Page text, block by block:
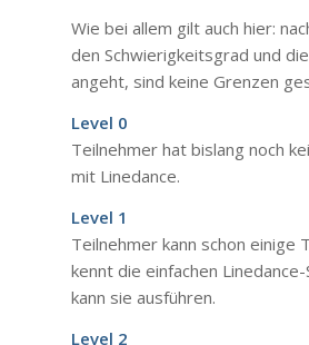
Wie bei allem gilt auch hier:
den Schwierigkeitsgrad und
angeht, sind keine Grenzen
Level 0
Teilnehmer hat bislang noch
mit Linedance.
Level 1
Teilnehmer kann schon einige
kennt die einfachen
kann sie ausführen.
Level 2